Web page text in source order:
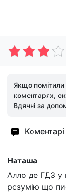
Якщо помітили
коментарях,
Вдячні за
Коментарі
Наташа
Алло де ГДЗ у
розумію що